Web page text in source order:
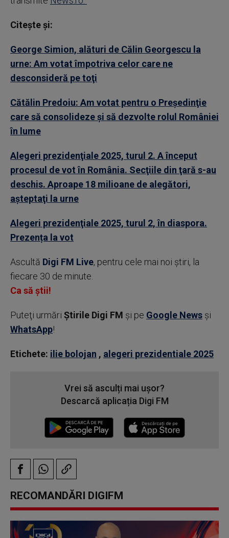
Citește și:
George Simion, alături de Călin Georgescu la
urne: Am votat împotriva celor care ne
desconsideră pe toţi
Cătălin Predoiu: Am votat pentru o Preşedinţie
care să consolideze şi să dezvolte rolul României
în lume
Alegeri prezidenţiale 2025, turul 2. A început
procesul de vot în România. Secţiile din ţară s-au
deschis. Aproape 18 milioane de alegători,
aşteptaţi la urne
Alegeri prezidenţiale 2025, turul 2, în diaspora.
Prezența la vot
Ascultă Digi FM Live, pentru cele mai noi știri, la
fiecare 30 de minute.
Ca să știi!
Puteţi urmări Știrile Digi FM şi pe Google News şi
WhatsApp!
Etichete: ilie bolojan , alegeri prezidentiale 2025
Vrei să asculți mai ușor?
Descarcă aplicația Digi FM
RECOMANDĂRI DIGIFM